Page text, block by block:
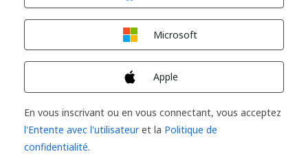
Microsoft
Apple
En vous inscrivant ou en vous connectant, vous acceptez
l'Entente avec l'utilisateuret la Politique de
confidentialité.